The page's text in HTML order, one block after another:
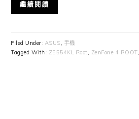
繼續閱讀
Filed Under: ASUS, 手機
Tagged With: ZE554KL Root, ZenFone 4 ROOT,